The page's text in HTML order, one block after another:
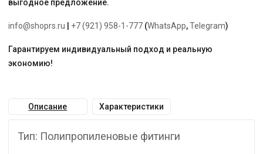
выгодное предложение.
info@shoprs.ru +7 (921) 958-1-777 (WhatsApp,Telegram)
Гарантируем индивидуальный подход и реальную
экономию!
Описание Характеристики
Тип: Полипропиленовые фитинги